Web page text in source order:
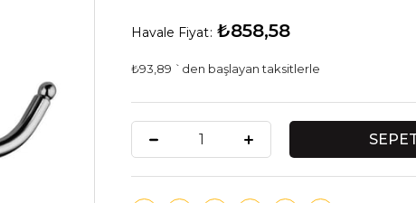
Havale Fiyat: ₺858,58
₺93,89 `den başlayan taksitlerle